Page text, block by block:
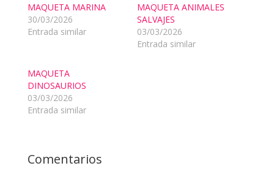
MAQUETA MARINA
30/03/2026
Entrada similar
MAQUETA ANIMALES
SALVAJES
03/03/2026
Entrada similar
MAQUETA
DINOSAURIOS
03/03/2026
Entrada similar
Comentarios